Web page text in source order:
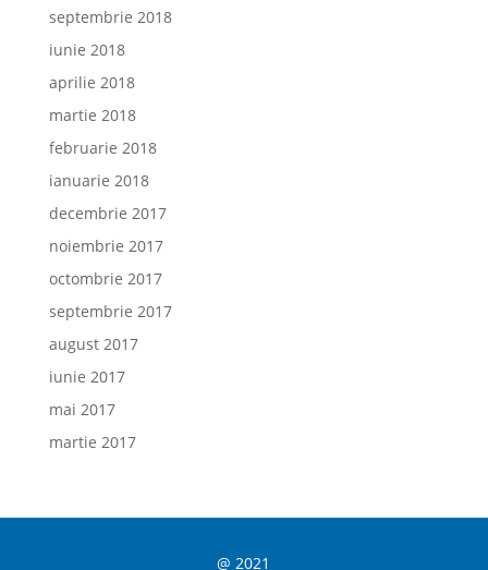
septembrie 2018
iunie 2018
aprilie 2018
martie 2018
februarie 2018
ianuarie 2018
decembrie 2017
noiembrie 2017
octombrie 2017
septembrie 2017
august 2017
iunie 2017
mai 2017
martie 2017
@ 2021